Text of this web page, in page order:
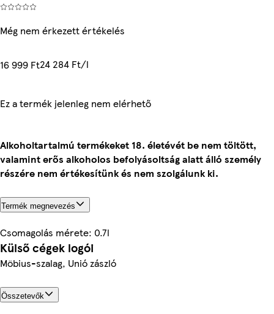
Még nem érkezett értékelés
16 999 Ft24 284 Ft/l
Ez a termék jelenleg nem elérhető
Alkoholtartalmú termékeket 18. életévét be nem töltött,
valamint erős alkoholos befolyásoltság alatt álló személy
részére nem értékesítünk és nem szolgálunk ki.
Termék megnevezés
Csomagolás mérete: 0.7l
Külső cégek logói
Möbius-szalag, Unió zászló
Összetevők